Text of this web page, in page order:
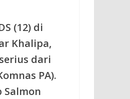
(12) di
Khalipa,
dari
PA).
Salmon